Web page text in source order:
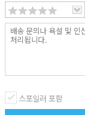
숨은 역사를 찾아 나서다 《홍길동전》은 우리나라 최초의 한글 소설
로, 국문학사에서 지니는
균의 급진적이고 혁명적
가에서 태어났지만 탄탄
소 고발한 허균은 결국 반
고루 등용해야 한다는 내
스포일러 포함